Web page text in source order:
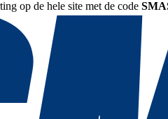
op de hele site met de code